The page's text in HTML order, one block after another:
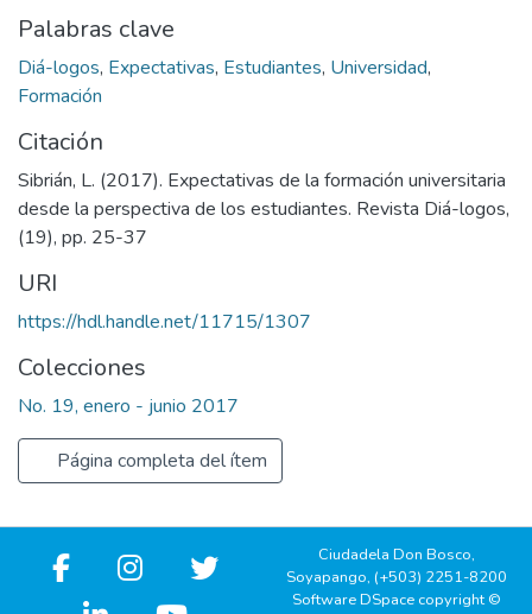
Palabras clave
Diá-logos, Expectativas, Estudiantes, Universidad,
Formación
Citación
Sibrián, L. (2017). Expectativas de la formación universitaria
desde la perspectiva de los estudiantes. Revista Diá-logos,
(19), pp. 25-37
URI
https://hdl.handle.net/11715/1307
Colecciones
No. 19, enero - junio 2017
Página completa del ítem
Ciudadela Don Bosco,
Soyapango, (+503) 2251-8200
Software DSpace copyright ©